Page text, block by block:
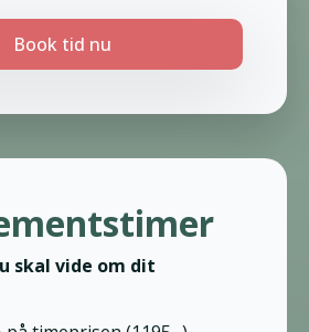
Book tid nu
skal vide om dit